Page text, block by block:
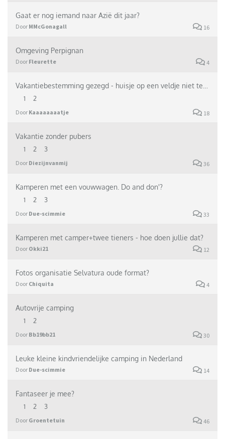
Gaat er nog iemand naar Azië dit jaar?
Door MMcGonagall 16
Omgeving Perpignan
Door Fleurette 4
1 2
Door Kaaaaaaaatje 18
Vakantie zonder pubers
1 2 3
Door Diezijnvanmij 36
Kamperen met een vouwwagen. Do and don'?
1 2 3
Door Due-scimmie 33
Kamperen met camper+twee tieners - hoe doen jullie dat?
Door Okki21 12
Fotos organisatie Selvatura oude format?
Door Chiquita 4
Autovrije camping
1 2
Door Bb19bb21 30
Leuke kleine kindvriendelijke camping in Nederland
Door Due-scimmie 14
Fantaseer je mee?
1 2 3
Door Groentetuin 46